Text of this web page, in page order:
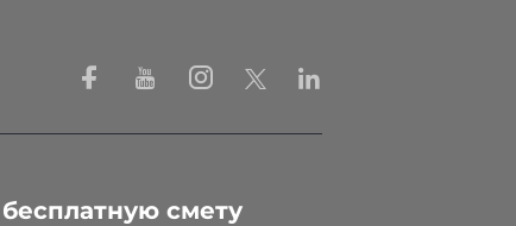
смету